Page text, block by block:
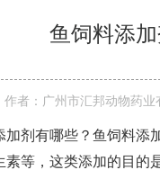
鱼饲料添
作者： 广州市汇邦动物药业
加剂有哪些 ？鱼饲料添
素等，这类添加的目的